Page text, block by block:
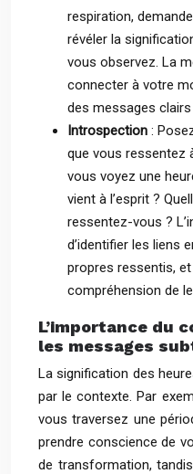
respiration,
révéler la
vous observez. La
connecter à votre
des messages
Introspection :
que vous ressentez
vous voyez une
vient à l’esprit ?
ressentez-vous ?
d’identifier les liens
propres ressentis,
compréhension de
L’importance du
les messages
La signification des
par le contexte. Par
vous traversez une
prendre conscience de
de transformation,